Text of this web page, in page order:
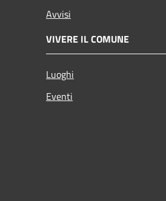
Avvisi
VIVERE IL COMUNE
Luoghi
Eventi